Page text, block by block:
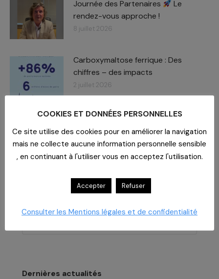
Journée des Partenaires
Le
rendez-vous approche !
8 juillet 2026
Carboxymaltose ferrique : Des
chiffres – des impacts​
2 juillet 2026
À la Polyclinique du Parc, la cuisine a
du goût et du sens
26 juin 2026
:
Dernières actualités
COOKIES ET DONNÉES PERSONNELLES
Ce site utilise des cookies pour en améliorer la navigation
mais ne collecte aucune information personnelle sensible
, en continuant à l'utiliser vous en acceptez l'utilisation.
Accepter Refuser
Consulter les Mentions légales et de confidentialité